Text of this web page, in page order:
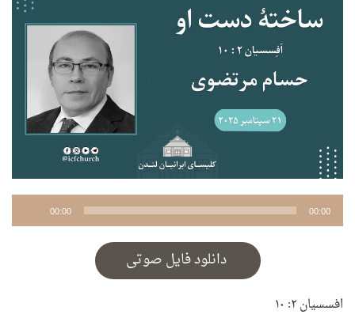
پخش‌کننده
00:00 00:00
دانلود فایل صوتی
افسسیان ۲: ۱۰